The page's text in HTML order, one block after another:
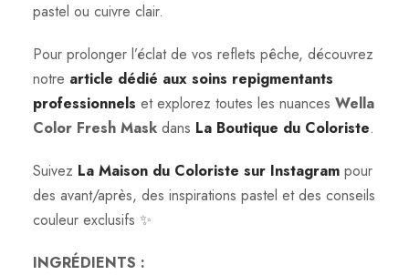
pastel ou cuivre clair.
Pour prolonger l’éclat de vos reflets pêche, découvrez
notre article dédié aux soins repigmentants
professionnels et explorez toutes les nuances Wella
Color Fresh Mask dans La Boutique du Coloriste.
Suivez La Maison du Coloriste sur Instagram pour
des avant/après, des inspirations pastel et des conseils
couleur exclusifs ✨
INGRÉDIENTS :